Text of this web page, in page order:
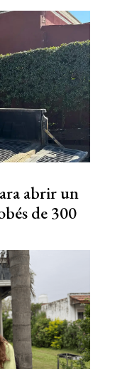
abrir un
de 300